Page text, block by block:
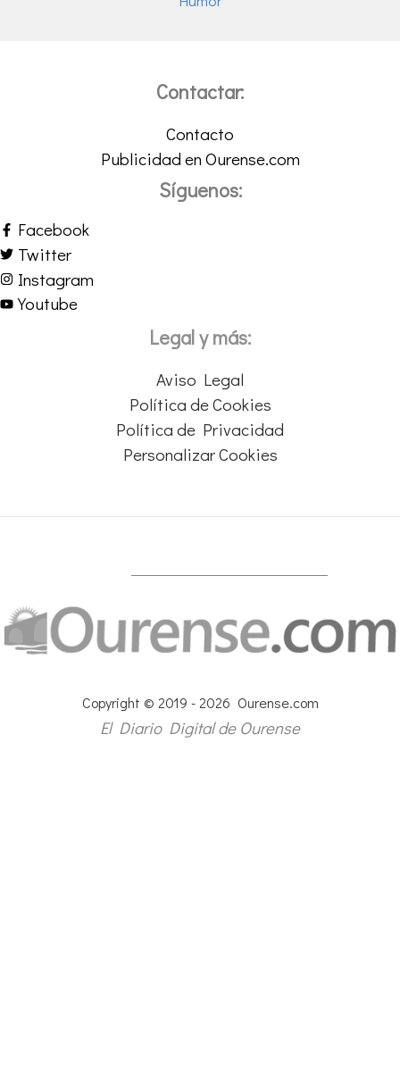
Contactar:
Contacto
Publicidad en Ourense.com
Síguenos:
Facebook
Twitter
Instagram
Youtube
Legal y más:
Aviso Legal
Política de Cookies
Política de Privacidad
Personalizar Cookies
Copyright © 2019 - 2026 Ourense.com
El Diario Digital de Ourense